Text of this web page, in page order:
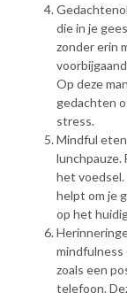
die in je
zonder erin
Op deze
gedachten
stress.
Mindful
lunchpauze.
het voedsel.
helpt om je
op het
mindfulness
zoals een
telefoon.